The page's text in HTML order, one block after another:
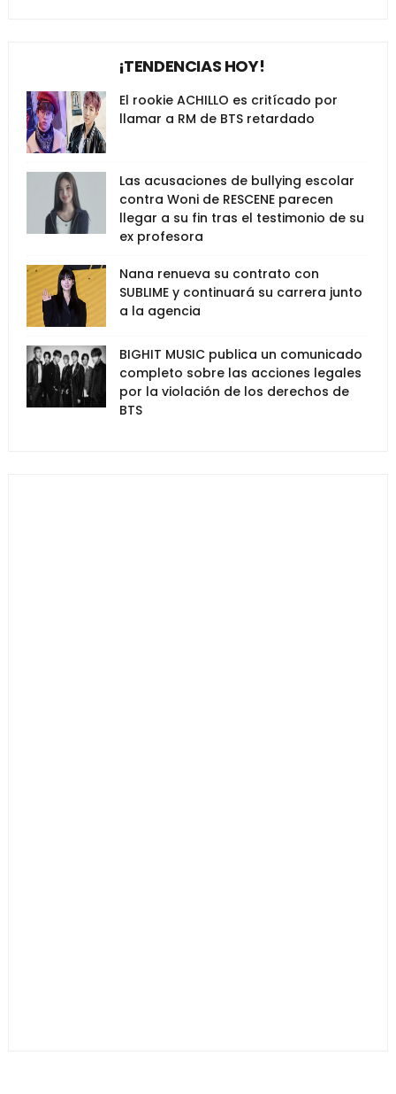
¡TENDENCIAS HOY!
El rookie ACHILLO es critícado por
llamar a RM de BTS retardado
Las acusaciones de bullying escolar
contra Woni de RESCENE parecen
llegar a su fin tras el testimonio de su
ex profesora
Nana renueva su contrato con
SUBLIME y continuará su carrera junto
a la agencia
BIGHIT MUSIC publica un comunicado
completo sobre las acciones legales
por la violación de los derechos de
BTS